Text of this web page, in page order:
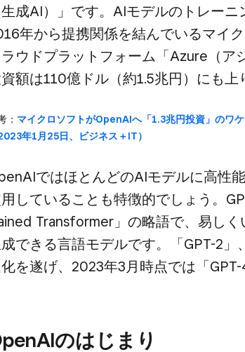
生成AI）」です。​AIモデルの​トレーニ
年から​提携関係を​結んでいる​マイ
ウドプラットフォーム​「Azure​（ア
額は​110億ドル​（約1.5兆円）にも​上
： マイクロソフトが​OpenAIへ​「1.3兆円投資」の​ワ
2023年1月25日、​ビジネス＋IT）
では​ほとんどの​AIモデルに​高性
している​ことも​特徴的でしょう。​
Transformer」の​略語で、​易しく​
できる​言語モデルです。​「GPT-2」
を​遂げ、​2023年3月時点では​「GPT-
の​はじまり